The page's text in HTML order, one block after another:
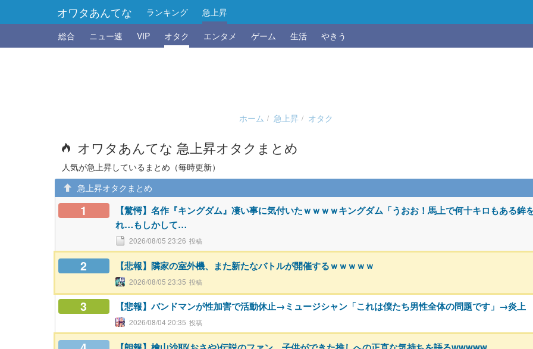
オワタあんてな ランキング
急上昇
総合
ニュー速 VIP オタク エンタメ ゲーム 生活 やきう
ホーム 急上昇 オタク
オワタあんてな 急上昇オタクまとめ
人気が急上昇しているまとめ（毎時更新）
急上昇オタクまとめ
1
【驚愕】名作『キングダム』凄い事に気付いたｗｗｗｗキングダム「うおお！馬上で何十キロもある
れ…もしかして…
2026/08/05 23:26
2 【悲報】隣家の室外機、また新たなバトルが開催するｗｗｗｗｗ
2026/08/05 23:35
3 【悲報】バンドマンが性加害で活動休止→ミュージシャン「これは僕たち男性全体の問題です」→炎上
2026/08/04 20:35